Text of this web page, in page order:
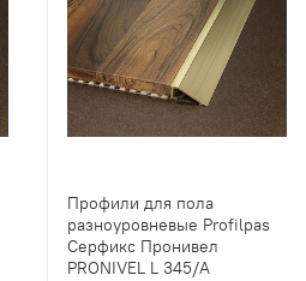
Профили для пола
разноуровневые Profilpas
Серфикс Пронивел
PRONIVEL L 345/A